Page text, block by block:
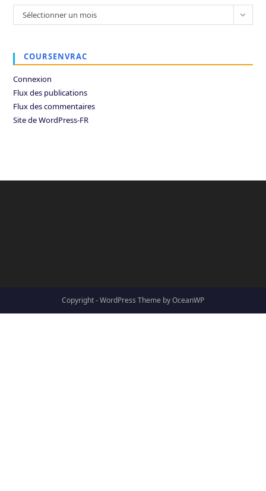
Archives
Sélectionner un mois
COURSENVRAC
Connexion
Flux des publications
Flux des commentaires
Site de WordPress-FR
Copyright - WordPress Theme by OceanWP